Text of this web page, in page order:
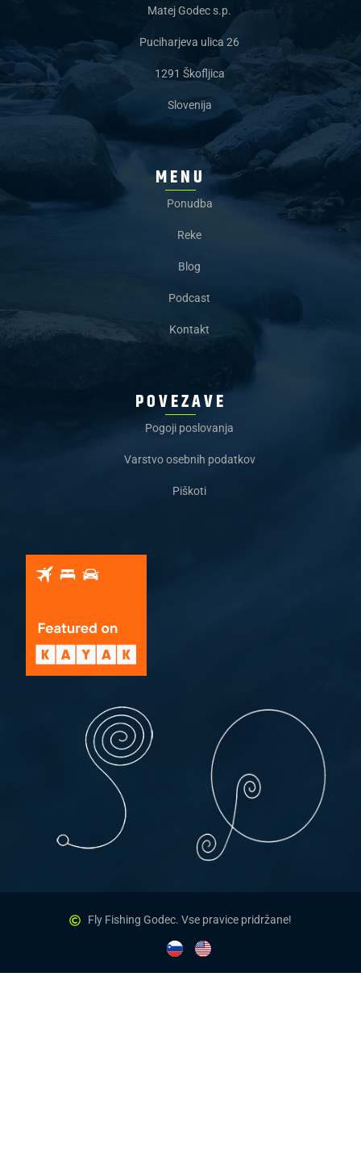
Matej Godec s.p.
Puciharjeva ulica 26
1291 Škofljica
Slovenija
MENU
Ponudba
Reke
Blog
Podcast
Kontakt
POVEZAVE
Pogoji poslovanja
Varstvo osebnih podatkov
Piškoti
Fly Fishing Godec. Vse pravice pridržane!